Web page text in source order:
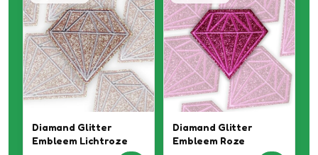
Diamand Glitter
Embleem Lichtroze
Diamand Glitter
Embleem Roze